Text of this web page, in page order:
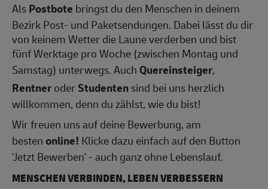
AlsPostbote bringst du den Menschen in deinem
Bezirk Post- und Paketsendungen. Dabei lässt du dir
von keinem Wetter die Laune verderben und bist
fünf Werktage pro Woche (zwischen Montag und
Samstag) unterwegs. Auch Quereinsteiger,
RentneroderStudentensind bei uns herzlich
willkommen, denn du zählst, wie du bist!
Wir freuen uns auf deine Bewerbung, am
bestenonline! Klicke dazu einfach auf den Button
'Jetzt Bewerben' - auch ganz ohne Lebenslauf.
MENSCHEN VERBINDEN, LEBEN VERBESSERN